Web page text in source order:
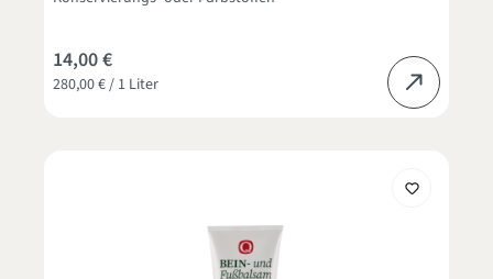
280,00 € / 1 Liter
14,00 €